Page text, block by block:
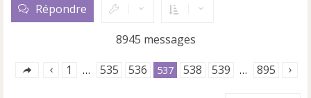
Répondre
8945 messages
1 … 535 536 537 538 539 … 895